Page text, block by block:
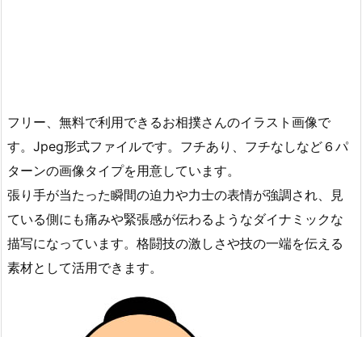
フリー、無料で利用できるお相撲さんのイラスト画像で
す。Jpeg形式ファイルです。フチあり、フチなしなど６パ
ターンの画像タイプを用意しています。
張り手が当たった瞬間の迫力や力士の表情が強調され、見
ている側にも痛みや緊張感が伝わるようなダイナミックな
描写になっています。格闘技の激しさや技の一端を伝える
素材として活用できます。